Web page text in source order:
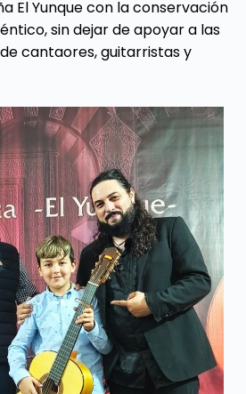
El Yunque con la conservación
sin dejar de apoyar a las
cantaores, guitarristas y